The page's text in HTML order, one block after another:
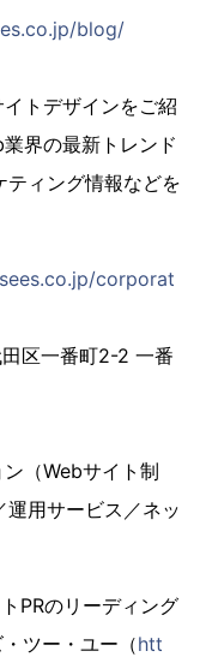
blog/
トデザインをご紹
界の最新トレンド
ティング情報などを
corporat
区一番町2-2 一番
（Webサイト制
用サービス／ネッ
PRのリーディング
ツー・ユー（htt